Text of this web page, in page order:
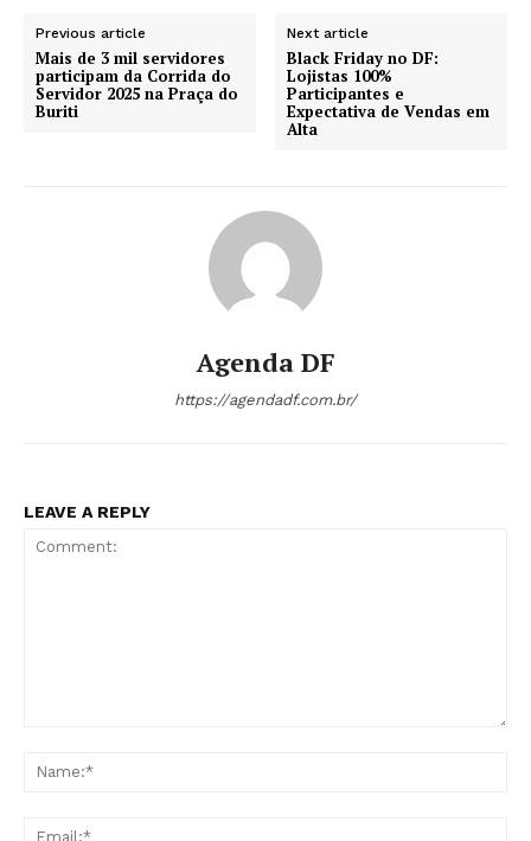
Previous article
Mais de 3 mil servidores
participam da Corrida do
Servidor 2025 na Praça do
Buriti
Next article
Black Friday no DF:
Lojistas 100%
Participantes e
Expectativa de Vendas em
Alta
Agenda DF
https://agendadf.com.br/
LEAVE A REPLY